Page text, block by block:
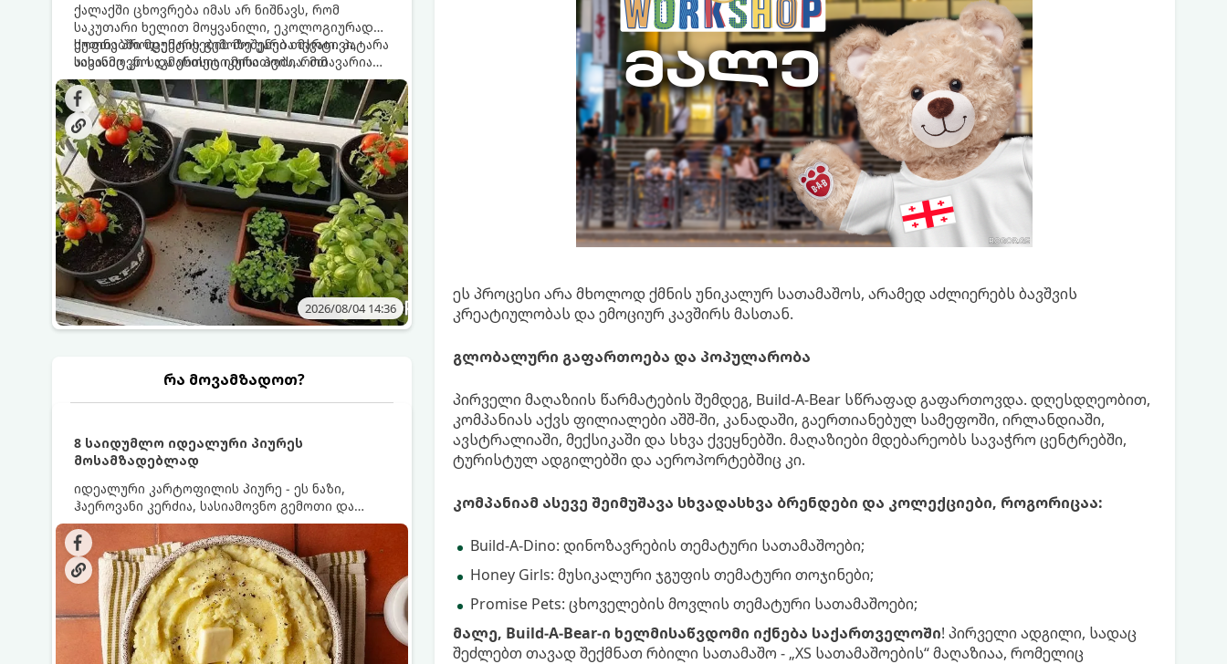
ქალაქში ცხოვრება იმას არ ნიშნავს, რომ
საკუთარი ხელით მოყვანილი, ეკოლოგიურად
სუფთა პროდუქტის გემოზე უარი თქვათ. პატარა
აივანიც კი საკმარისია იმისათვის, რომ
მოიწყოთ მინი-ბოსტანი, საიდანაც
ყოველდღიურად ახალ, არომატულ მწვანილსა
და ბოსტნეულს მოკრეფთ.
ქოთნებში მცენარეების მოშენება მარტივი,
სასიამოვნო და ესთეტიკური ჰობია. მთავარია
იცოდეთ, რომელი კულტურები ეგუებიან
ქოთნის პირობებს ყველაზე კარგად და როგორ
მოუაროთ მათ სწორად.
2026/08/04 14:36
რა მოვამზადოთ?
8 საიდუმლო იდეალური პიურეს
მოსამზადებლად
იდეალური კარტოფილის პიურე - ეს ნაზი,
ჰაეროვანი კერძია, სასიამოვნო გემოთი და
ნაღების-მოყვითალო ფერით. მისი მომზადება
ძალიან მარტივია, მაგრამ არსებობს რამდენიმე
საიდუმლო, რომლებიც უნდა იცოდეთ, რომ
პიურე იდეალურად გემრიელი გამოვიდეს.
ეს პროცესი არა მხოლოდ ქმნის უნიკალურ სათამაშოს, არამედ აძლიერებს ბავშვის
კრეატიულობას და ემოციურ კავშირს მასთან.
გლობალური გაფართოება და პოპულარობა
პირველი მაღაზიის წარმატების შემდეგ, Build-A-Bear სწრაფად გაფართოვდა. დღესდღეობით,
კომპანიას აქვს ფილიალები აშშ-ში, კანადაში, გაერთიანებულ სამეფოში, ირლანდიაში,
ავსტრალიაში, მექსიკაში და სხვა ქვეყნებში. მაღაზიები მდებარეობს სავაჭრო ცენტრებში,
ტურისტულ ადგილებში და აეროპორტებშიც კი.
კომპანიამ ასევე შეიმუშავა სხვადასხვა ბრენდები და კოლექციები, როგორიცაა:
Build-A-Dino: დინოზავრების თემატური სათამაშოები;
Honey Girls: მუსიკალური ჯგუფის თემატური თოჯინები;
Promise Pets: ცხოველების მოვლის თემატური სათამაშოები;
მალე, Build-A-Bear-ი ხელმისაწვდომი იქნება საქართველოში! პირველი ადგილი, სადაც
შეძლებთ თავად შექმნათ რბილი სათამაშო - „XS სათამაშოების“ მაღაზიაა, რომელიც